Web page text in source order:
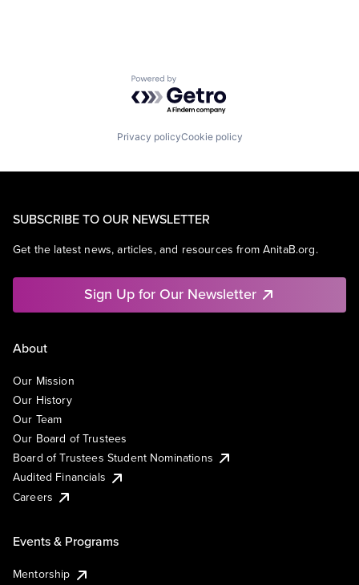
Powered by Getro.com
Privacy policyCookie policy
SUBSCRIBE TO OUR NEWSLETTER
Get the latest news, articles, and resources from AnitaB.org.
Sign Up for Our Newsletter
About
Our Mission
Our History
Our Team
Our Board of Trustees
Board of Trustees Student Nominations
Audited Financials
Careers
Events & Programs
Mentorship